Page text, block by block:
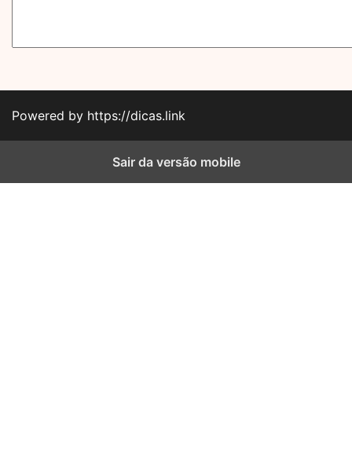
Powered by https://dicas.link
Sair da versão mobile